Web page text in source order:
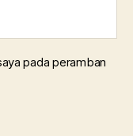
pada peramban